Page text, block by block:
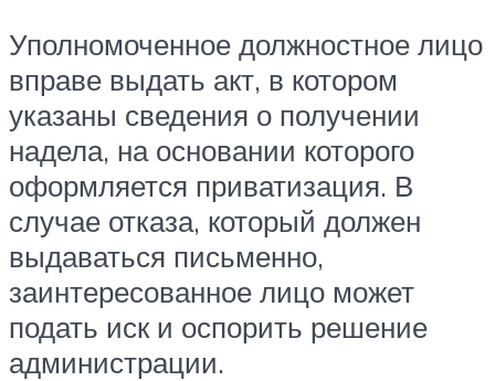
Уполномоченное должностное лицо
вправе выдать акт, в котором
указаны сведения о получении
надела, на основании которого
оформляется приватизация. В
случае отказа, который должен
выдаваться письменно,
заинтересованное лицо может
подать иск и оспорить решение
администрации.